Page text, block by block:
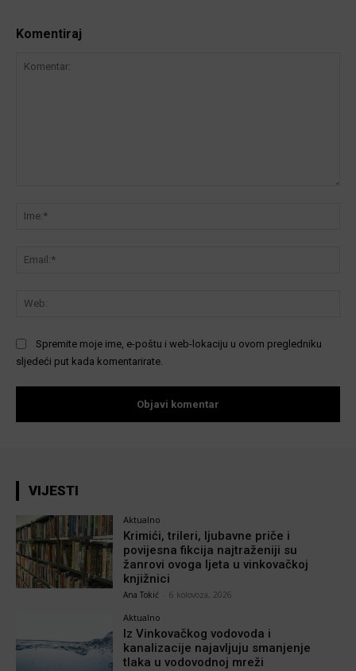
Komentiraj
Spremite moje ime, e-poštu i web-lokaciju u ovom pregledniku
sljedeći put kada komentarirate.
VIJESTI
Aktualno
Krimići, trileri, ljubavne priče i
povijesna fikcija najtraženiji su
žanrovi ovoga ljeta u vinkovačkoj
knjižnici
Ana Tokić 6 kolovoza, 2026
Aktualno
Iz Vinkovačkog vodovoda i
kanalizacije najavljuju smanjenje
tlaka u vodovodnoj mreži